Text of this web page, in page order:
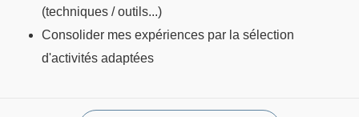
(techniques / outils...)
Consolider mes expériences par la sélection
d'activités adaptées